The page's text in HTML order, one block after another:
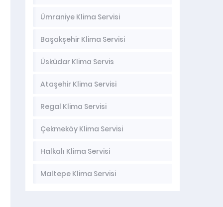
Ümraniye Klima Servisi
Başakşehir Klima Servisi
Üsküdar Klima Servis
Ataşehir Klima Servisi
Regal Klima Servisi
Çekmeköy Klima Servisi
Halkalı Klima Servisi
Maltepe Klima Servisi